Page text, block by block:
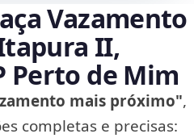
Vazamento
II,
Perto de Mim
mais próximo",
completas e precisas: